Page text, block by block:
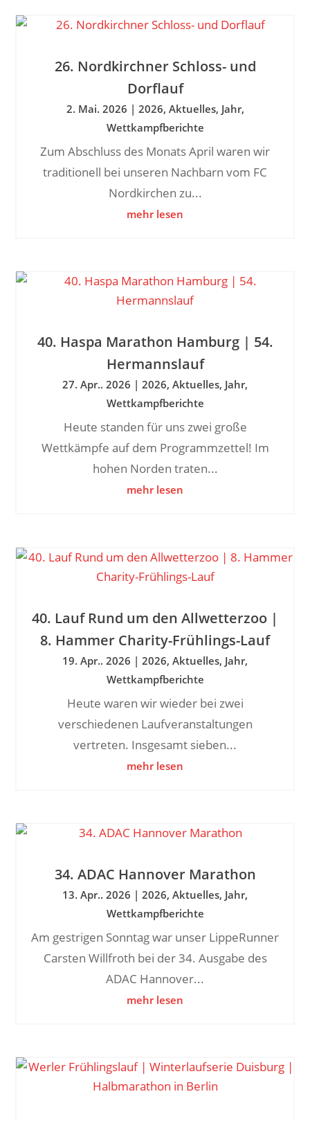
26. Nordkirchner Schloss- und
Dorflauf
2. Mai. 2026 | 2026, Aktuelles, Jahr,
Wettkampfberichte
Zum Abschluss des Monats April waren wir
traditionell bei unseren Nachbarn vom FC
Nordkirchen zu...
mehr lesen
40. Haspa Marathon Hamburg | 54.
Hermannslauf
27. Apr.. 2026 | 2026, Aktuelles, Jahr,
Wettkampfberichte
Heute standen für uns zwei große
Wettkämpfe auf dem Programmzettel! Im
hohen Norden traten...
mehr lesen
40. Lauf Rund um den Allwetterzoo |
8. Hammer Charity-Frühlings-Lauf
19. Apr.. 2026 | 2026, Aktuelles, Jahr,
Wettkampfberichte
Heute waren wir wieder bei zwei
verschiedenen Laufveranstaltungen
vertreten. Insgesamt sieben...
mehr lesen
34. ADAC Hannover Marathon
13. Apr.. 2026 | 2026, Aktuelles, Jahr,
Wettkampfberichte
Am gestrigen Sonntag war unser LippeRunner
Carsten Willfroth bei der 34. Ausgabe des
ADAC Hannover...
mehr lesen